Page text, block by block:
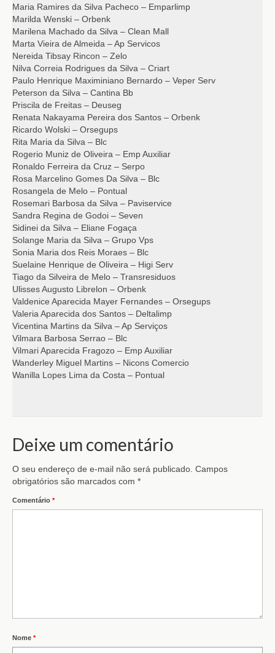
Maria Ramires da Silva Pacheco – Emparlimp
Marilda Wenski – Orbenk
Marilena Machado da Silva – Clean Mall
Marta Vieira de Almeida – Ap Servicos
Nereida Tibsay Rincon – Zelo
Nilva Correia Rodrigues da Silva – Criart
Paulo Henrique Maximiniano Bernardo – Veper Serv
Peterson da Silva – Cantina Bb
Priscila de Freitas – Deuseg
Renata Nakayama Pereira dos Santos – Orbenk
Ricardo Wolski – Orsegups
Rita Maria da Silva – Blc
Rogerio Muniz de Oliveira – Emp Auxiliar
Ronaldo Ferreira da Cruz – Serpo
Rosa Marcelino Gomes Da Silva – Blc
Rosangela de Melo – Pontual
Rosemari Barbosa da Silva – Paviservice
Sandra Regina de Godoi – Seven
Sidinei da Silva – Eliane Fogaça
Solange Maria da Silva – Grupo Vps
Sonia Maria dos Reis Moraes – Blc
Suelaine Henrique de Oliveira – Higi Serv
Tiago da Silveira de Melo – Transresiduos
Ulisses Augusto Librelon – Orbenk
Valdenice Aparecida Mayer Fernandes – Orsegups
Valeria Aparecida dos Santos – Deltalimp
Vicentina Martins da Silva – Ap Serviços
Vilmara Barbosa Serrao – Blc
Vilmari Aparecida Fragozo – Emp Auxiliar
Wanderley Miguel Martins – Nicons Comercio
Wanilla Lopes Lima da Costa – Pontual
Deixe um comentário
O seu endereço de e-mail não será publicado. Campos
obrigatórios são marcados com *
Comentário *
Nome *